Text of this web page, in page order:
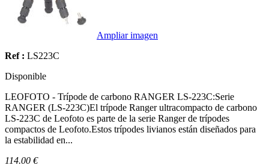
Ampliar imagen
Ref : LS223C
Disponible
LEOFOTO - Trípode de carbono RANGER LS-223C:Serie
RANGER (LS-223C)El trípode Ranger ultracompacto de carbono
LS-223C de Leofoto es parte de la serie Ranger de trípodes
compactos de Leofoto.Estos trípodes livianos están diseñados para
la estabilidad en...
114.00 €